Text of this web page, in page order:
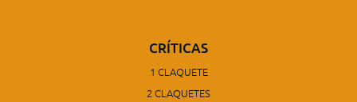
CRÍTICAS
1 CLAQUETE
2 CLAQUETES